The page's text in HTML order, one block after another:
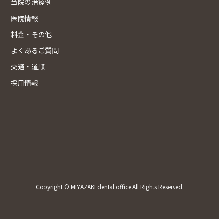
医院情報
料金・その他
よくあるご質問
交通・道順
採用情報
Copyright © MIYAZAKI dental office All Rights Reserved.